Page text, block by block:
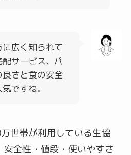
広く知られて
サービス、パ
さと食の安全
ですね。
世帯が利用している生協
安全性・値段・使いやすさ